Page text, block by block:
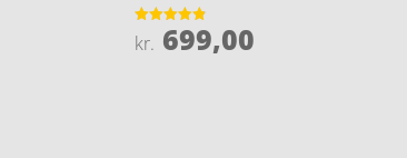
Vurderet
4.8
kr. 699,00